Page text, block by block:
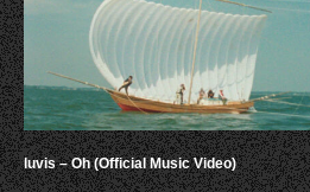
luvis – Oh (Official Music Video)